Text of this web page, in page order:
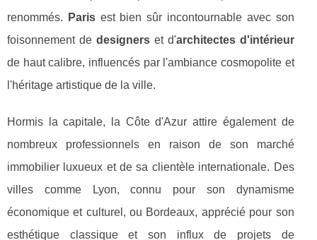
renommés.
Parisest bien sûr incontournable avec son
foisonnement de designerset d'architectes d'intérieur
de haut calibre, influencés par l'ambiance cosmopolite et
l'héritage artistique de la ville.
Hormis la capitale, la Côte d'Azur attire également de
nombreux professionnels en raison de son marché
immobilier luxueux et de sa clientèle internationale. Des
villes comme Lyon, connu pour son dynamisme
économique et culturel, ou Bordeaux, apprécié pour son
esthétique classique et son influx de projets de